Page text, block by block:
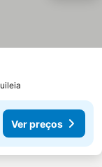
Ver preços